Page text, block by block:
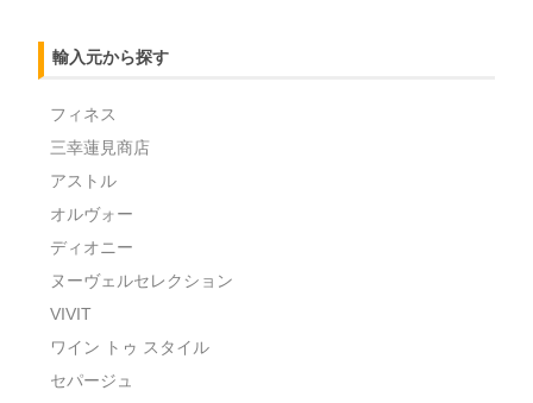
輸入元から探す
フィネス
三幸蓮見商店
アストル
オルヴォー
ディオニー
ヌーヴェルセレクション
VIVIT
ワイン トゥ スタイル
セパージュ